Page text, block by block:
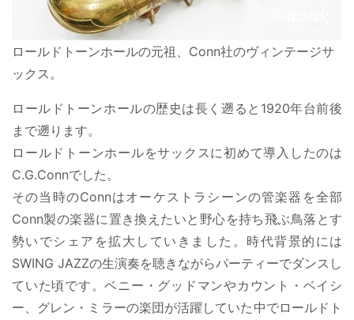
ロールドトーンホールの元祖、Conn社のヴィンテージサ
ックス。
ロールドトーンホールの歴史は長く遡ると1920年台前後
まで遡ります。
ロールドトーンホールをサックスに初めて導入したのは
C.G.Connでした。
その当時のConnはオーケストラシーンの管楽器を全部
Conn製の楽器に置き換えたいと野心を持ち飛ぶ鳥落とす
勢いでシェアを拡大していきました。時代背景的には
SWING JAZZの生演奏を聴きながらパーティーでダンスし
ていた頃です。ベニー・グッドマンやカウント・ベイシ
ー、グレン・ミラーの楽団が活躍していた中でロールドト